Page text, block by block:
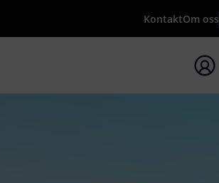
KontaktOm oss
sökningen med söktermen {searchTerm}